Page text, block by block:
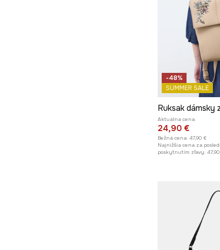
-48%
SUMMER SALE
Aktuálna cena:
24,90 €
Bežná cena: 47,90 €
Najnižšia cena za
poskytnutím zľavy: